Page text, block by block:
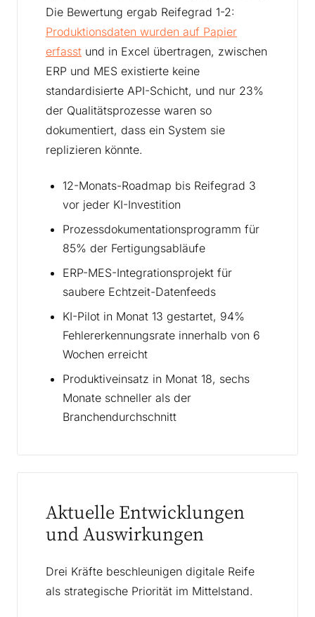
Die Bewertung ergab Reifegrad 1-2:
Produktionsdaten wurden auf Papier
erfasst und in Excel übertragen, zwischen
ERP und MES existierte keine
standardisierte API-Schicht, und nur 23%
der Qualitätsprozesse waren so
dokumentiert, dass ein System sie
replizieren könnte.
12-Monats-Roadmap bis Reifegrad 3
vor jeder KI-Investition
Prozessdokumentationsprogramm für
85% der Fertigungsabläufe
ERP-MES-Integrationsprojekt für
saubere Echtzeit-Datenfeeds
KI-Pilot in Monat 13 gestartet, 94%
Fehlererkennungsrate innerhalb von 6
Wochen erreicht
Produktiveinsatz in Monat 18, sechs
Monate schneller als der
Branchendurchschnitt
Aktuelle Entwicklungen
und Auswirkungen
Drei Kräfte beschleunigen digitale Reife
als strategische Priorität im Mittelstand.